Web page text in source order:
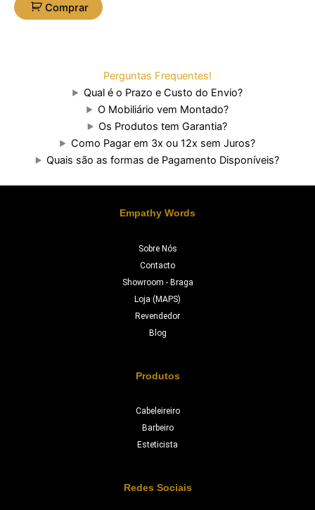
Comprar
Perguntas Frequentes!
Qual é o Prazo e Custo do Envio?
O Mobiliário vem Montado?
Os Produtos tem Garantia?
Como Pagar em 3x ou 12x sem Juros?
Quais são as formas de Pagamento Disponíveis?
Empathy Words
Sobre Nós
Contacto
Showroom - Braga
Loja (MAPS)
Revendedor
Blog
Produtos
Cabeleireiro
Barbeiro
Esteticista
Redes Sociais